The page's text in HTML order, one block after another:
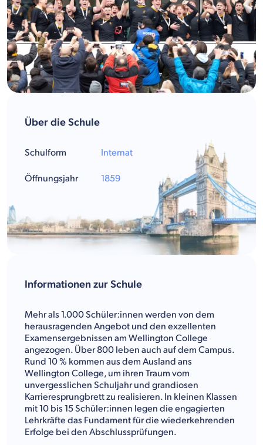
Informationen zur Schule
Mehr als 1.000 Schüler:innen werden von dem
herausragenden Angebot und den exzellenten
Examensergebnissen am Wellington College
angezogen. Über 800 leben auch auf dem Campus.
Rund 10 % kommen aus dem Ausland ans
Wellington College, um ihren Traum vom
unvergesslichen Schuljahr und grandiosen
Karrieresprungbrett zu realisieren. In kleinen Klassen
mit 10 bis 15 Schüler:innen legen die engagierten
Lehrkräfte das Fundament für die wiederkehrenden
Erfolge bei den Abschlussprüfungen.
Über die Schule
Schulform
Öffnungsjahr
Internat
1859